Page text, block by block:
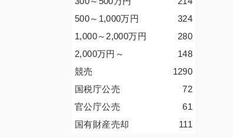
324
500～1,000万円
280
1,000～2,000万円
148
2,000万円 ～
1290
競売
72
国税庁公売
61
官公庁公売
111
国有財産売却